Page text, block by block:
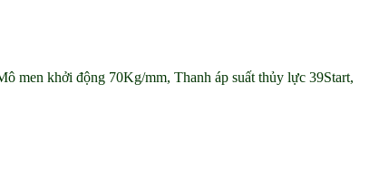
men khởi động 70Kg/mm, Thanh áp suất thủy lực 39Start,